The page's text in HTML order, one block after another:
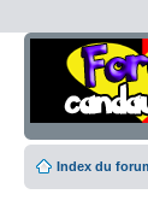
Index du